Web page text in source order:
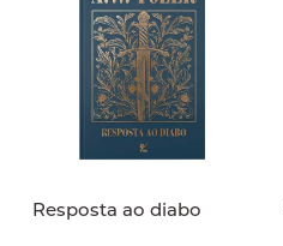
Resposta ao diabo